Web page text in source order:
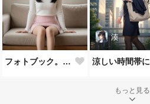
フォトブック。古民家スタジオ
湊
もっと見る